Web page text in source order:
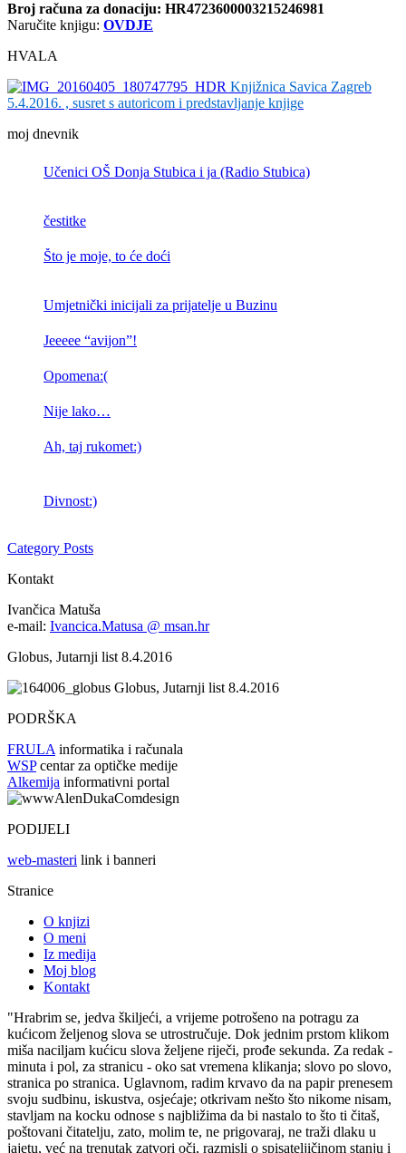
Broj računa za donaciju: HR4723600003215246981
Naručite knjigu: OVDJE
HVALA
Knjižnica Savica Zagreb
5.4.2016. , susret s autoricom i predstavljanje knjige
moj dnevnik
Učenici OŠ Donja Stubica i ja (Radio Stubica)
čestitke
Što je moje, to će doći
Umjetnički inicijali za prijatelje u Buzinu
Jeeeee “avijon”!
Opomena:(
Nije lako…
Ah, taj rukomet:)
Divnost:)
Category Posts
Kontakt
Ivančica Matuša
e-mail: Ivancica.Matusa @ msan.hr
Globus, Jutarnji list 8.4.2016
Globus, Jutarnji list 8.4.2016
PODRŠKA
FRULA informatika i računala
WSPcentar za optičke medije
Alkemija informativni portal
PODIJELI
web-masteri link i banneri
Stranice
O knjizi
O meni
Iz medija
Moj blog
Kontakt
"Hrabrim se, jedva škiljeći, a vrijeme potrošeno na potragu za
kućicom željenog slova se utrostručuje. Dok jednim prstom klikom
miša naciljam kućicu slova željene riječi, prođe sekunda. Za redak -
minuta i pol, za stranicu - oko sat vremena klikanja; slovo po slovo,
stranica po stranica. Uglavnom, radim krvavo da na papir prenesem
svoju sudbinu, iskustva, osjećaje; otkrivam nešto što nikome nisam,
stavljam na kocku odnose s najbližima da bi nastalo to što ti čitaš,
poštovani čitatelju, zato, molim te, ne prigovaraj, ne traži dlaku u
jajetu, već na trenutak zatvori oči, razmisli o spisateljičinom stanju i